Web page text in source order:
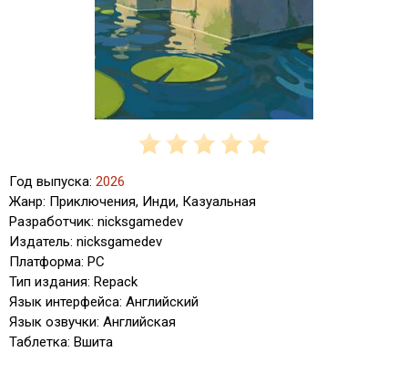
Год выпуска: 2026
Жанр: Приключения, Инди, Казуальная
Разработчик: nicksgamedev
Издатель: nicksgamedev
Платформа: PC
Тип издания: Repack
Язык интерфейса: Английский
Язык озвучки: Английская
Таблетка: Вшита